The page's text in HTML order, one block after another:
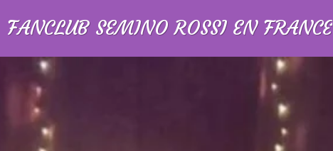
FANCLUB SEMINO ROSSI EN FRANCE